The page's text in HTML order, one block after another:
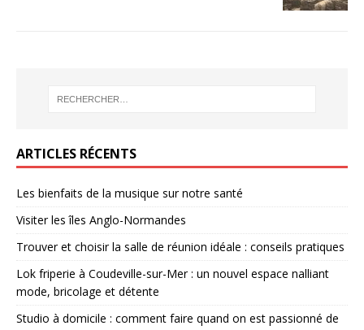
ARTICLES RÉCENTS
Les bienfaits de la musique sur notre santé
Visiter les îles Anglo-Normandes
Trouver et choisir la salle de réunion idéale : conseils pratiques
Lok friperie à Coudeville-sur-Mer : un nouvel espace nalliant
mode, bricolage et détente
Studio à domicile : comment faire quand on est passionné de